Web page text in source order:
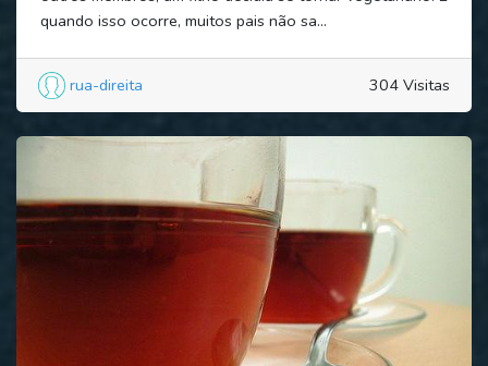
quando isso ocorre, muitos pais não sa...
rua-direita 304 Visitas